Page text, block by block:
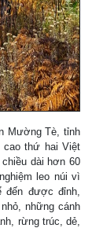
Mường Tè, tỉnh
cao thứ hai Việt
dài hơn 60
leo núi vì
được đỉnh,
những cánh
rừng trúc, dẻ,